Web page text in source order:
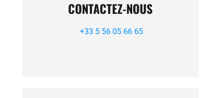
CONTACTEZ-NOUS
+33 5 56 05 66 65